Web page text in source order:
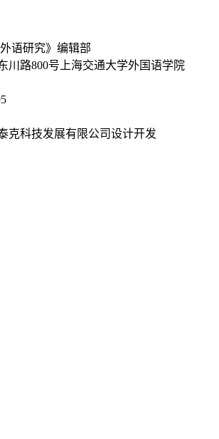
语研究》编辑部
川路800号上海交通大学外国语学院
克科技发展有限公司设计开发